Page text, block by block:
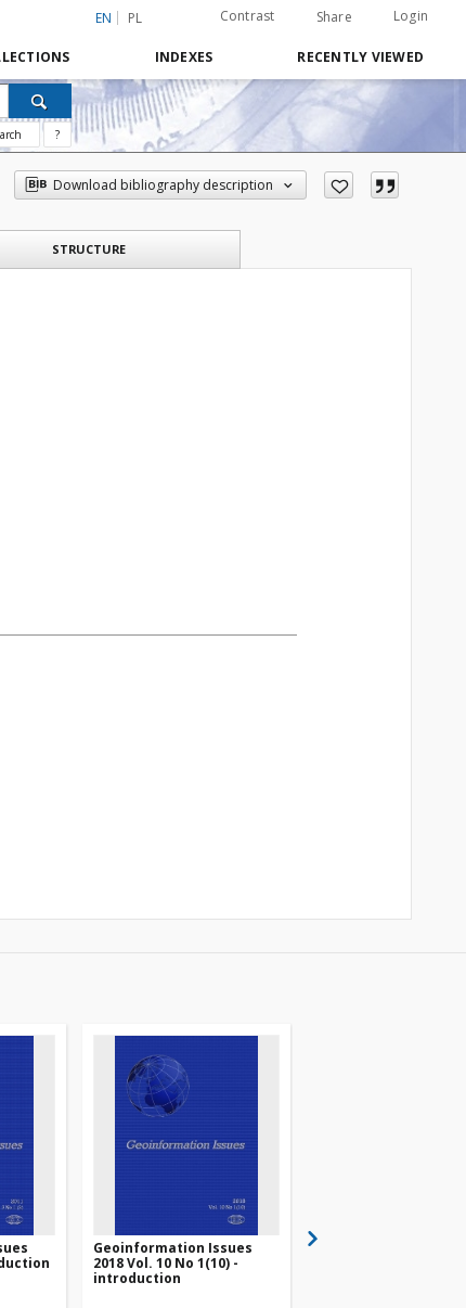
EN PL Contrast Share Login
INDEXES RECENTLY VIEWED
?
Download bibliography description
STRUCTURE
Geoinformation Issues
2018 Vol. 10 No 1(10) -
introduction